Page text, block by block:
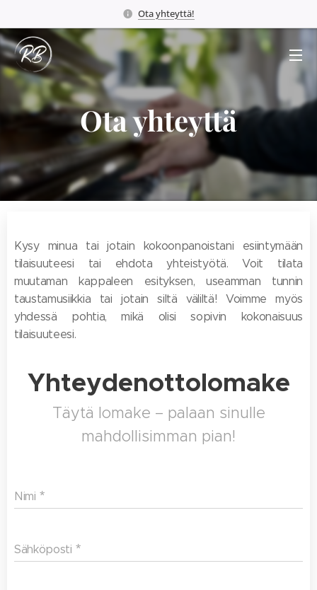
Ota yhteyttä!
Ota yhteyttä
Kysy minua tai jotain kokoonpanoistani esiintymään
tilaisuuteesi tai ehdota yhteistyötä. Voit tilata
muutaman kappaleen esityksen, useamman tunnin
taustamusiikkia tai jotain siltä väliltä! Voimme myös
yhdessä pohtia, mikä olisi sopivin kokonaisuus
tilaisuuteesi.
Yhteydenottolomake
Täytä lomake – palaan sinulle
mahdollisimman pian!
Nimi
Sähköposti